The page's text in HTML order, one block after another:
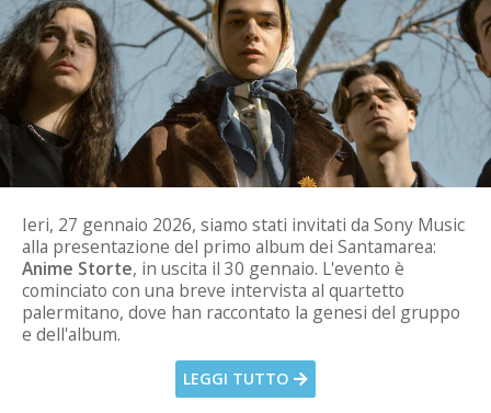
Ieri, 27 gennaio 2026, siamo stati invitati da Sony Music
alla presentazione del primo album dei Santamarea:
Anime Storte, in uscita il 30 gennaio. L'evento è
cominciato con una breve intervista al quartetto
palermitano, dove han raccontato la genesi del gruppo
e dell'album.
LEGGI TUTTO